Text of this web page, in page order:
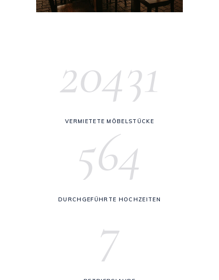
20431
VERMIETETE MÖBELSTÜCKE
564
DURCHGEFÜHRTE HOCHZEITEN
7